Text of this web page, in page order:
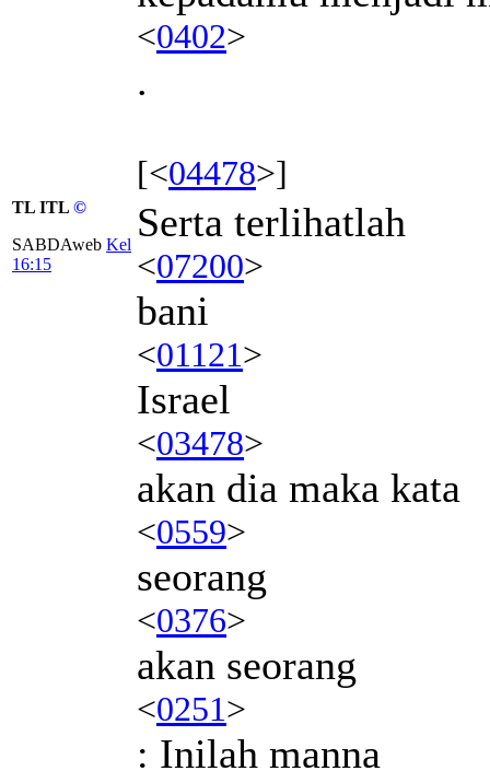
<0402>
.
[<04478>]
TL ITL ©
SABDAweb Kel
16:15
Serta terlihatlah
<07200>
bani
<01121>
Israel
<03478>
akan dia maka kata
<0559>
seorang
<0376>
akan seorang
<0251>
: Inilah manna